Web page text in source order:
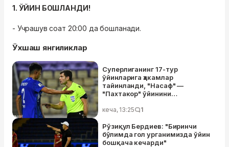
1. ЎЙИН БОШЛАНДИ!
- Учрашув соат 20:00 да бошланади.
Ўхшаш янгиликлар
Суперлиганинг 17-тур
ўйинларига ҳакамлар
тайинланди, "Насаф" —
"Пахтакор" ўйинини
кеча, 13:25 1
Рўзиқул Бердиев: "Биринчи
бўлимда гол урганимизда ўйин
бошқача кечарди"